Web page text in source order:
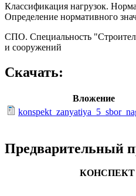
Классификация нагрузок.
Определение нормативного
СПО. Специальность
и сооружений
Скачать:
Вложение
Предварительный
КОНСПЕКТ